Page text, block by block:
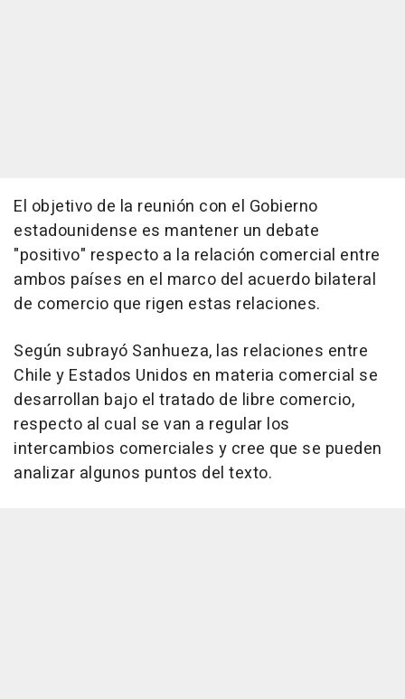
El objetivo de la reunión con el Gobierno
estadounidense es mantener un debate
"positivo" respecto a la relación comercial entre
ambos países en el marco del acuerdo bilateral
de comercio que rigen estas relaciones.
Según subrayó Sanhueza, las relaciones entre
Chile y Estados Unidos en materia comercial se
desarrollan bajo el tratado de libre comercio,
respecto al cual se van a regular los
intercambios comerciales y cree que se pueden
analizar algunos puntos del texto.